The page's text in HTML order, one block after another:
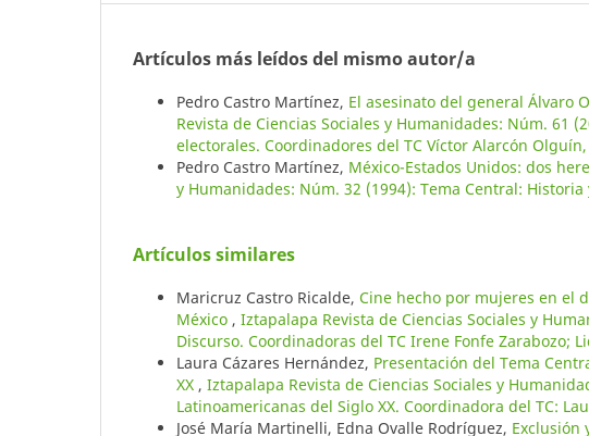
Artículos más leídos del mismo autor/a
Pedro Castro Martínez, El asesinato del general Álvaro
Revista de Ciencias Sociales y Humanidades: Núm. 61
electorales. Coordinadores del TC Víctor Alarcón
Pedro Castro Martínez, México-Estados Unidos: dos
y Humanidades: Núm. 32 (1994): Tema Central:
Artículos similares
Maricruz Castro Ricalde, Cine hecho por mujeres en el
México , Iztapalapa Revista de Ciencias Sociales y
Discurso. Coordinadoras del TC Irene Fonfe Zarabozo;
Laura Cázares Hernández, Presentación del Tema
XX , Iztapalapa Revista de Ciencias Sociales y
Latinoamericanas del Siglo XX. Coordinadora del TC:
José María Martinelli, Edna Ovalle Rodríguez, Exclusión